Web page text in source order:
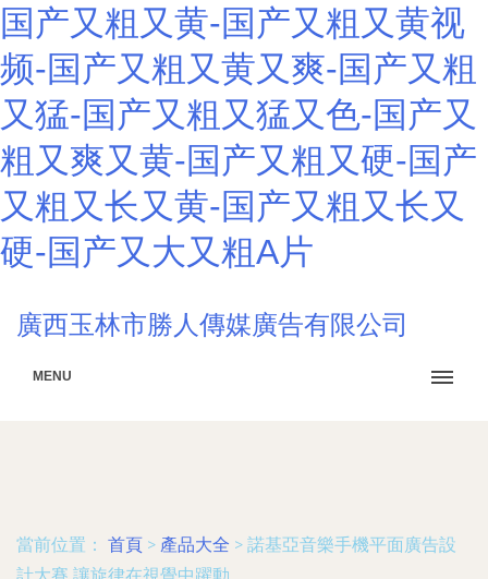
国产又粗又黄-国产又粗又黄视
频-国产又粗又黄又爽-国产又粗
又猛-国产又粗又猛又色-国产又
粗又爽又黄-国产又粗又硬-国产
又粗又长又黄-国产又粗又长又
硬-国产又大又粗A片
廣西玉林市勝人傳媒廣告有限公司
MENU
當前位置： 首頁 > 產品大全 > 諾基亞音樂手機平面廣告設